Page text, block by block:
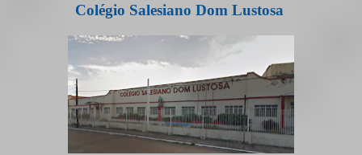
Colégio Salesiano Dom Lustosa